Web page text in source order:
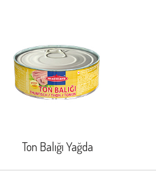
Ton Balığı Yağda